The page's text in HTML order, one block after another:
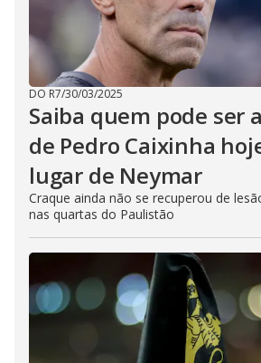
DO R7/30/03/2025
Saiba quem pode ser
de Pedro Caixinha
lugar de Neymar
Craque ainda não se recuperou de
nas quartas do Paulistão